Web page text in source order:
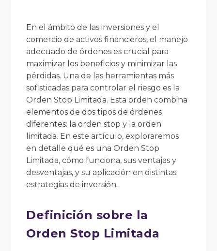
En el ámbito de las inversiones y el
comercio de activos financieros, el manejo
adecuado de órdenes es crucial para
maximizar los beneficios y minimizar las
pérdidas. Una de las herramientas más
sofisticadas para controlar el riesgo es la
Orden Stop Limitada. Esta orden combina
elementos de dos tipos de órdenes
diferentes: la orden stop y la orden
limitada. En este artículo, exploraremos
en detalle qué es una Orden Stop
Limitada, cómo funciona, sus ventajas y
desventajas, y su aplicación en distintas
estrategias de inversión.
Definición sobre la
Orden Stop Limitada